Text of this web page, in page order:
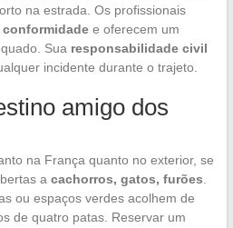
na estrada. Os profissionais
e oferecem um
Sua responsabilidade civil
incidente durante o trajeto.
amigo dos
na França quanto no exterior, se
a cachorros, gatos, furões
ou espaços verdes acolhem de
de quatro patas. Reservar um